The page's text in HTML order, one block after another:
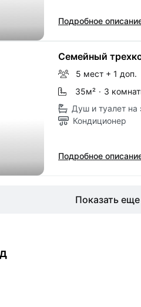
Подробное
Семейный
5 мест + 1 доп.
35м² · 3
Душ и туалет на
Кондиционер
Подробное
Показать еще